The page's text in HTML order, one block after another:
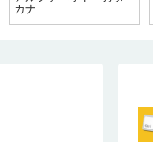
カナ